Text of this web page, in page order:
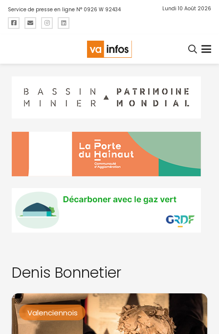
Service de presse en ligne N° 0926 W 92434 Lundi 10 Août 2026
Denis Bonnetier
Valenciennois